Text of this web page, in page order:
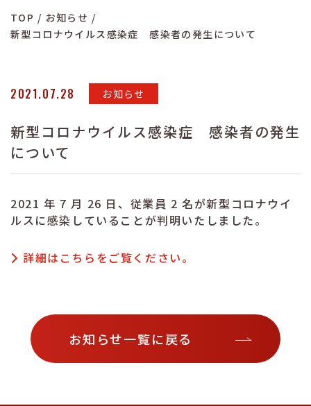
TOP
お知らせ
新型コロナウイルス感染症 感染者の発生について
2021.07.28 お知らせ
新型コロナウイルス感染症 感染者の発生
について
2021 年 7 月 26 日、従業員 2 名が新型コロナウイ
ルスに感染していることが判明いたしました。
詳細はこちらをご覧ください。
お知らせ一覧に戻る